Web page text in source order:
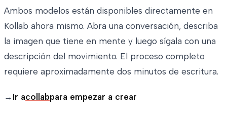
Ambos modelos están disponibles directamente en
Kollab ahora mismo. Abra una conversación, describa
la imagen que tiene en mente y luego sígala con una
descripción del movimiento. El proceso completo
requiere aproximadamente dos minutos de escritura.
→ Ir acollabpara empezar a crear